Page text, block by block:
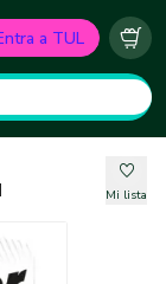
a TUL
Mi lista